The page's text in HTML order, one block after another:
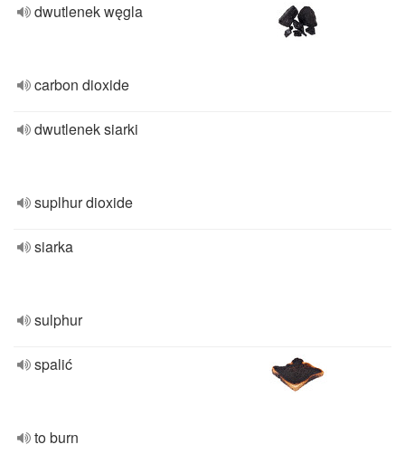
dwutlenek węgla
carbon dioxide
dwutlenek siarki
suplhur dioxide
siarka
sulphur
spalić
to burn